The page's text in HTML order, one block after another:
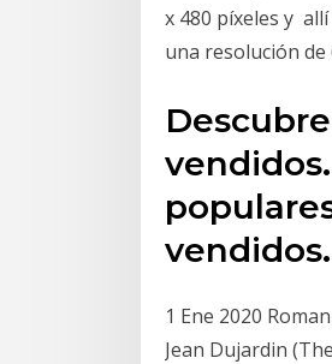
x 480 píxeles y
una resolución de
vendidos.
1 Ene 2020
Jean Dujardin